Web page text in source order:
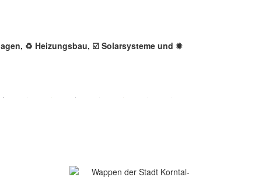
♻ Heizungsbau, ☑️ Solarsysteme und ✹